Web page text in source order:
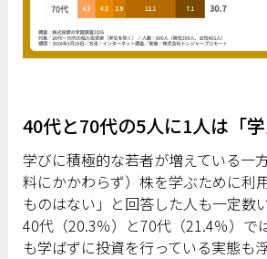
40代と70代の5人に1人は「学
学びに積極的な若者が増えている一
料にかかわらず）株を学ぶために利
ものはない」と回答した人も一定数
40代（20.3％）と70代（21.4％）で
も学ばずに投資を行っている実態も